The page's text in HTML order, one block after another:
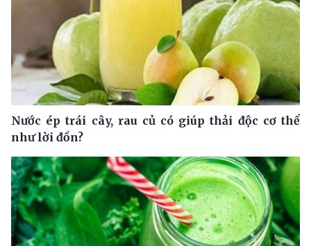
Nước ép trái cây, rau củ có giúp thải độc cơ thể
như lời đồn?